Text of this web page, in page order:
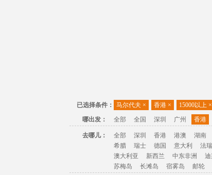
已选择条件： 马尔代夫 × 香港 × 15000以上 ×
哪出发：
全部 全国 深圳 广州 香港
去哪儿： 全部 深圳 香港 港澳 湖南
希腊
瑞士 德国 意大利 法
澳大利亚
新西兰 中东非洲 迪
苏梅岛
长滩岛 宿雾岛 邮轮